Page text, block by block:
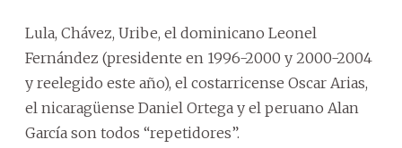
Lula, Chávez, Uribe, el dominicano Leonel
Fernández (presidente en 1996-2000 y 2000-2004
y reelegido este año), el costarricense Oscar Arias,
el nicaragüense Daniel Ortega y el peruano Alan
García son todos “repetidores”.